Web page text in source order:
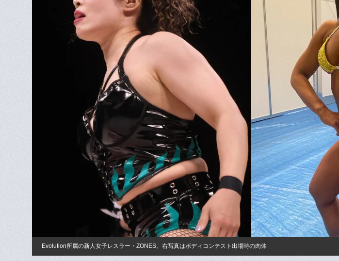
Evolution所属の新人女子レスラー・ZONES。右写真はボディコンテスト出場時の肉体